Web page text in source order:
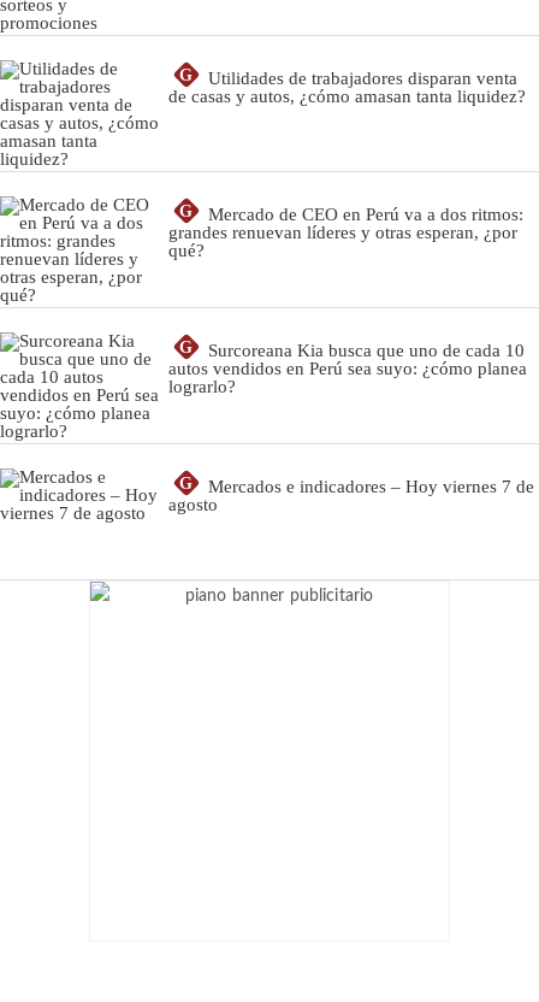
G
Utilidades de trabajadores disparan venta
de casas y autos, ¿cómo amasan tanta liquidez?
G
Mercado de CEO en Perú va a dos ritmos:
grandes renuevan líderes y otras esperan, ¿por
qué?
G
Surcoreana Kia busca que uno de cada 10
autos vendidos en Perú sea suyo: ¿cómo planea
lograrlo?
G
Mercados e indicadores – Hoy viernes 7 de
agosto